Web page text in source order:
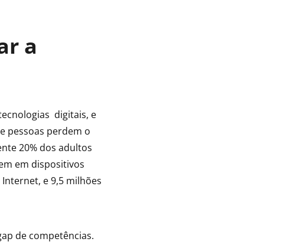
a
digitais, e
pessoas perdem o
20% dos adultos
em dispositivos
e 9,5 milhões
de competências.